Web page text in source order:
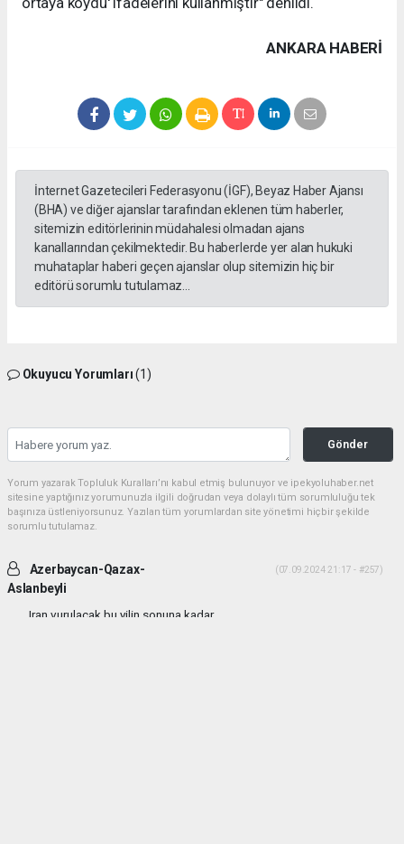
ANKARA HABERİ
İnternet Gazetecileri Federasyonu (İGF), Beyaz Haber Ajansı
(BHA) ve diğer ajanslar tarafından eklenen tüm haberler,
sitemizin editörlerinin müdahalesi olmadan ajans
kanallarından çekilmektedir. Bu haberlerde yer alan hukuki
muhataplar haberi geçen ajanslar olup sitemizin hiç bir
editörü sorumlu tutulamaz...
Okuyucu Yorumları(1)
Gönder
Yorum yazarak Topluluk Kuralları’nı kabul etmiş bulunuyor ve ipekyoluhaber.net
sitesine yaptığınız yorumunuzla ilgili doğrudan veya dolaylı tüm sorumluluğu tek
başınıza üstleniyorsunuz. Yazılan tüm yorumlardan site yönetimi hiçbir şekilde
sorumlu tutulamaz.
Azerbaycan-Qazax-
Aslanbeyli
(07.09.2024 21:17 - #257)
Iran vurulacak bu yilin sonuna kadar...